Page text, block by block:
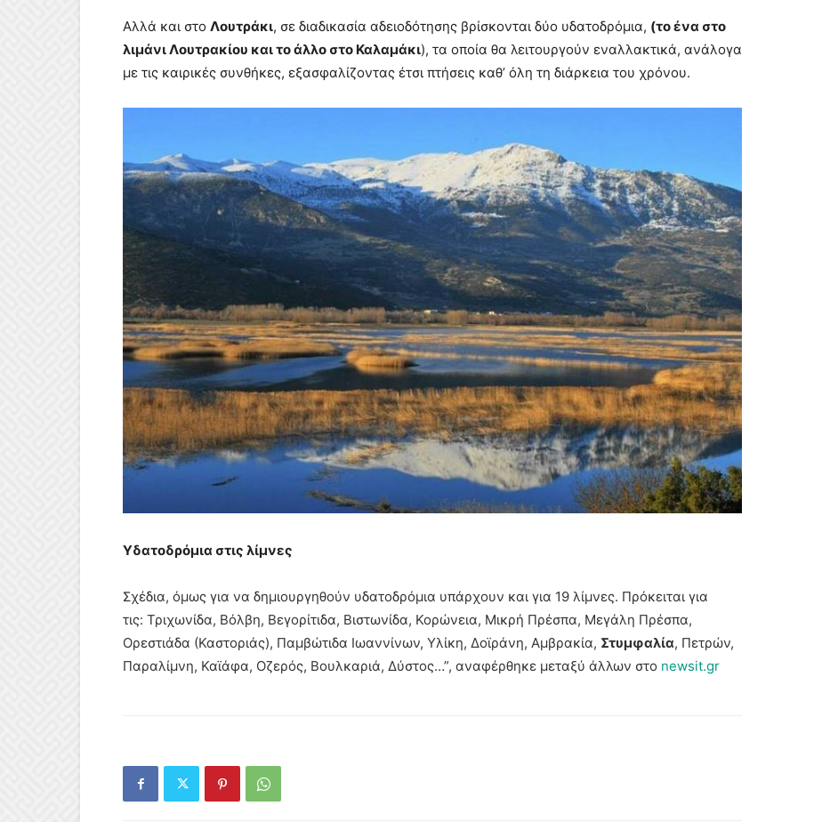
Αλλά και στο Λουτράκι, σε διαδικασία αδειοδότησης βρίσκονται δύο υδατοδρόμια, (το ένα στο
λιμάνι Λουτρακίου και το άλλο στο Καλαμάκι), τα οποία θα λειτουργούν εναλλακτικά, ανάλογα
με τις καιρικές συνθήκες, εξασφαλίζοντας έτσι πτήσεις καθ’ όλη τη διάρκεια του χρόνου.
Υδατοδρόμια στις λίμνες
Σχέδια, όμως για να δημιουργηθούν υδατοδρόμια υπάρχουν και για 19 λίμνες. Πρόκειται για
τις: Τριχωνίδα, Βόλβη, Βεγορίτιδα, Βιστωνίδα, Κορώνεια, Μικρή Πρέσπα, Μεγάλη Πρέσπα,
Ορεστιάδα (Καστοριάς), Παμβώτιδα Ιωαννίνων, Υλίκη, Δοϊράνη, Αμβρακία, Στυμφαλία, Πετρών,
Παραλίμνη, Καϊάφα, Οζερός, Βουλκαριά, Δύστος…”, αναφέρθηκε μεταξύ άλλων στο newsit.gr